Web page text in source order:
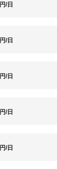
円/日
円/日
円/日
円/日
円/日